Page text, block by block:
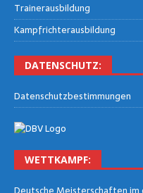
Trai­ner­aus­bil­dung
Kampf­rich­ter­aus­bil­dung
DATEN­SCHUTZ:
Daten­schutz­be­stim­mun­gen
WETT­KAMPF: